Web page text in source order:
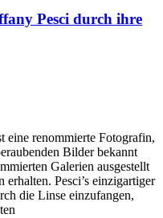
Pesci durch ihre
eine renommierte Fotografin,
Bilder bekannt
Galerien ausgestellt
Pesci’s einzigartiger
die Linse einzufangen,